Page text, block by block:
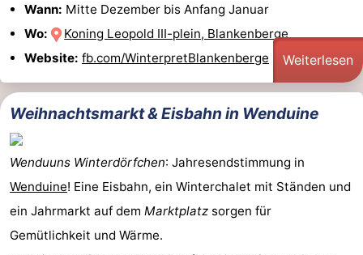
Wann: Mitte Dezember bis Anfang Januar
Wo:
Koning Leopold III-plein, Blankenberge
Website: fb.com/WinterpretBlankenberge Weiterlesen
Weihnachtsmarkt & Eisbahn in Wenduine
Wenduuns Winterdörfchen: Jahresendstimmung in
Wenduine! Eine Eisbahn, ein Winterchalet mit Ständen und
ein Jahrmarkt auf dem Marktplatz sorgen für
Gemütlichkeit und Wärme.